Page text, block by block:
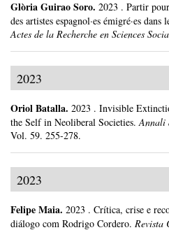
Glòria Guirao Soro. 2023 . Partir
des artistes espagnol·es émigré·es
Actes de la Recherche en Sciences
2023
Oriol Batalla. 2023 . Invisible
the Self in Neoliberal Societies. Annali
Vol. 59. 255-278.
2023
Felipe Maia. 2023 . Crítica, crise e
diálogo com Rodrigo Cordero. Revista